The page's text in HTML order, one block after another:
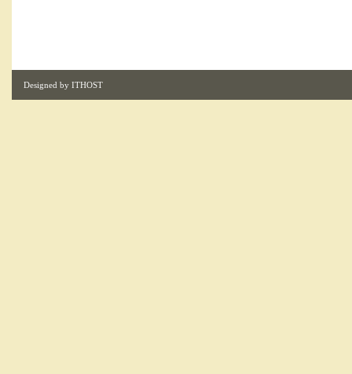
Designed by ITHOST